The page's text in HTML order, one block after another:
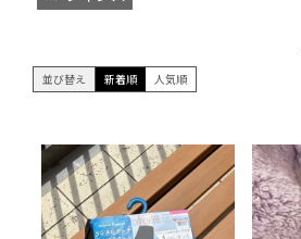
並び替え 新着順 人気順